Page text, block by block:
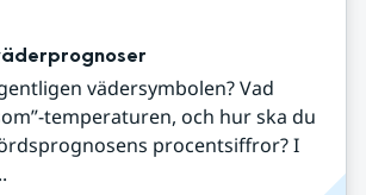
vädersymbolen? Vad
temperaturen, och hur ska du
procentsiffror? I